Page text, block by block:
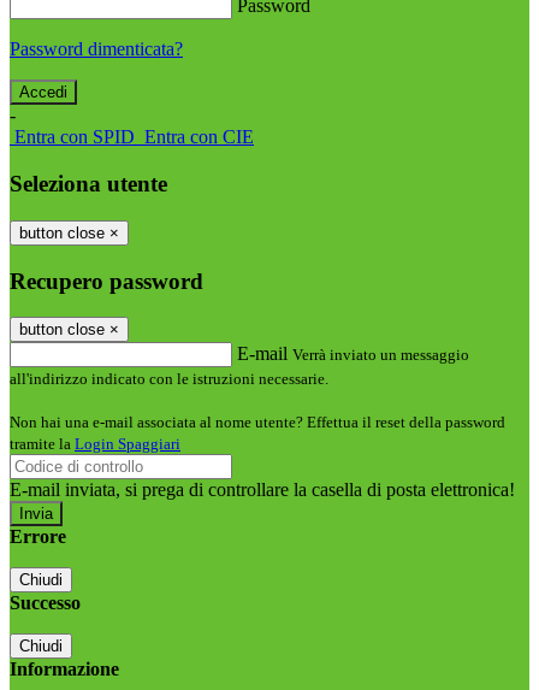
Password
Password dimenticata?
-
Entra con SPID Entra con CIE
Seleziona utente
button close ×
Recupero password
button close ×
E-mail Verrà inviato un messaggio
all'indirizzo indicato con le istruzioni necessarie.
Non hai una e-mail associata al nome utente? Effettua il reset della password
tramite la Login Spaggiari
E-mail inviata, si prega di controllare la casella di posta elettronica!
Errore
Chiudi
Successo
Chiudi
Informazione